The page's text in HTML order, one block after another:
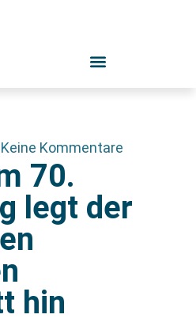
Keine Kommentare
70.
legt der
hin